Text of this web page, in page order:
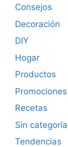
Consejos
Decoración
DIY
Hogar
Productos
Promociones
Recetas
Sin categoría
Tendencias